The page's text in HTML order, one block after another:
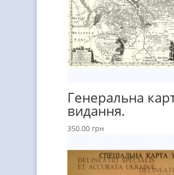
Генеральна
видання.
350.00 грн